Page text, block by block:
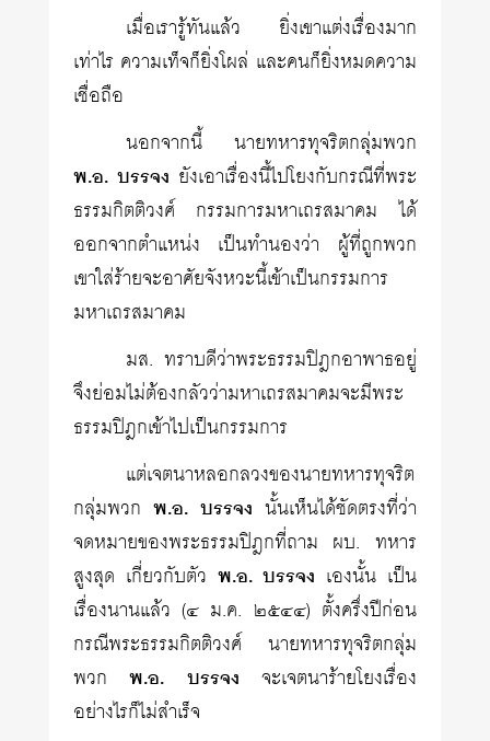
เมื่อเรารู้ทันแล้ว ยิ่งเขาแต่งเรื่องมาก
เท่าไร ความเท็จก็ยิ่งโผล่ และคนก็ยิ่งหมดความ
เชื่อถือ
นอกจากนี้ นายทหารทุจริตกลุ่มพวก
พ.อ. บรรจง ยังเอาเรื่องนี้ไปโยงกับกรณีที่พระ
ธรรมกิตติวงศ์ กรรมการมหาเถรสมาคม ได้
ออกจากตำแหน่ง เป็นทำนองว่า ผู้ที่ถูกพวก
เขาใส่ร้ายจะอาศัยจังหวะนี้เข้าเป็นกรรมการ
มหาเถรสมาคม
มส. ทราบดีว่าพระธรรมปิฎกอาพาธอยู่
จึงย่อมไม่ต้องกลัวว่ามหาเถรสมาคมจะมีพระ
ธรรมปิฎกเข้าไปเป็นกรรมการ
แต่เจตนาหลอกลวงของนายทหารทุจริต
กลุ่มพวกพ.อ. บรรจง นั้นเห็นได้ชัดตรงที่ว่า
จดหมายของพระธรรมปิฎกที่ถาม ผบ. ทหาร
สูงสุด เกี่ยวกับตัว พ.อ. บรรจง เองนั้น เป็น
เรื่องนานแล้ว (๔ ม.ค. ๒๕๔๔) ตั้งครึ่งปีก่อน
กรณีพระธรรมกิตติวงศ์ นายทหารทุจริตกลุ่ม
พวกพ.อ. บรรจง จะเจตนาร้ายโยงเรื่อง
อย่างไรก็ไม่สำเร็จ